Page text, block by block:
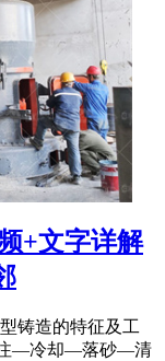
+文字详解
铸造的特征及工
—冷却—落砂—清